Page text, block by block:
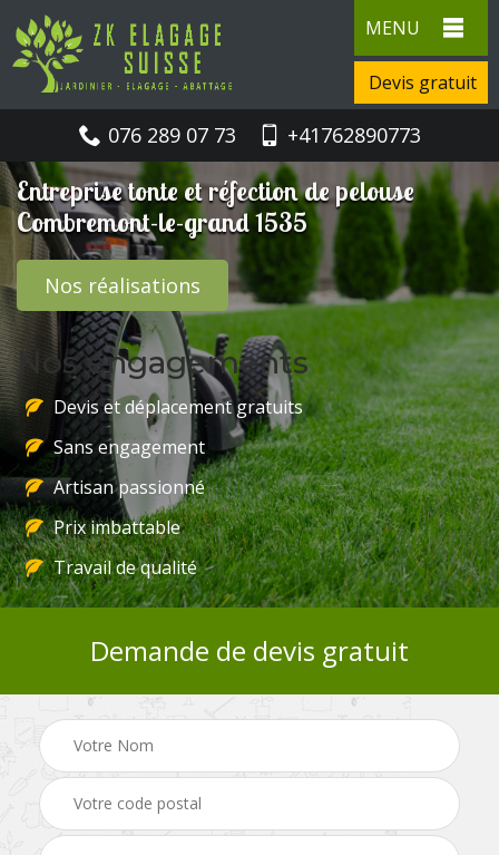
MENU
Devis gratuit
076 289 07 73 +41762890773
Entreprise tonte et réfection de pelouse
Combremont-le-grand 1535
Nos réalisations
Nos engagements
Devis et déplacement gratuits
Sans engagement
Artisan passionné
Prix imbattable
Travail de qualité
Demande de devis gratuit